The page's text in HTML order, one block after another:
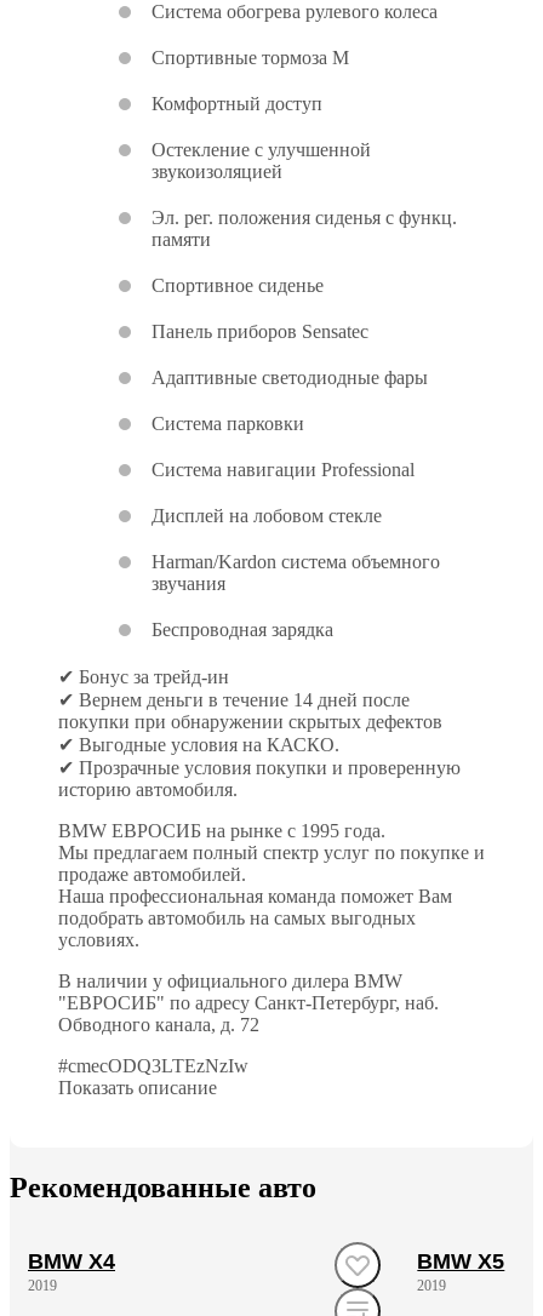
Система обогрева рулевого колеса
Спортивные тормоза M
Комфортный доступ
Остекление с улучшенной
звукоизоляцией
Эл. рег. положения сиденья с функц.
памяти
Спортивное сиденье
Панель приборов Sensatec
Адаптивные светодиодные фары
Система парковки
Система навигации Professional
Дисплей на лобовом стекле
Harman/Kardon система объемного
звучания
Беспроводная зарядка
✔ Бонус за трейд-ин
✔ Вернем деньги в течение 14 дней после
покупки при обнаружении скрытых дефектов
✔ Выгодные условия на КАСКО.
✔ Прозрачные условия покупки и проверенную
историю автомобиля.
BMW ЕВРОСИБ на рынке с 1995 года.
Мы предлагаем полный спектр услуг по покупке и
продаже автомобилей.
Наша профессиональная команда поможет Вам
подобрать автомобиль на самых выгодных
условиях.
В наличии у официального дилера BMW
"ЕВРОСИБ" по адресу Санкт-Петербург, наб.
Обводного канала, д. 72
#cmecODQ3LTEzNzIw
Показать описание
Рекомендованные авто
BMW X4
2019
BMW X5
2019